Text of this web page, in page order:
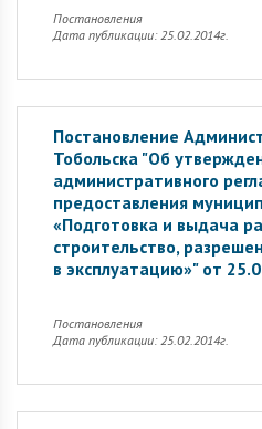
Постановления
Дата публикации: 25.02.2014г.
Постановление
Тобольска "Об
административного
предоставления
«Подготовка и выдача
строительство,
в эксплуатацию»" от
Постановления
Дата публикации: 25.02.2014г.